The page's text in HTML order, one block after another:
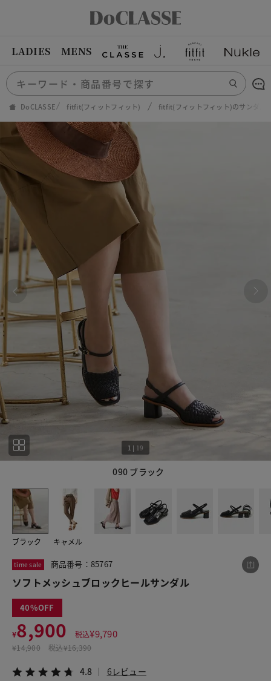
LADIES MENS
DoCLASSE fitfit(フィットフィット) fitfit(フィットフィット)のサンダル
090 ブラック
1 | 19
ブラック キャメル
time sale 商品番号：85767
ソフトメッシュブロックヒールサンダル
40
¥8,900 税込¥9,790
¥14,900 税込¥16,390
4.8 6レビュー
この商品をシェアする
¥8,900 税込¥9,790